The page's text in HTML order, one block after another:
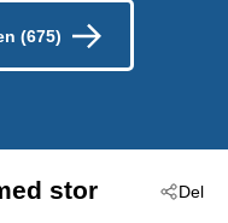
(675)
Del
stor